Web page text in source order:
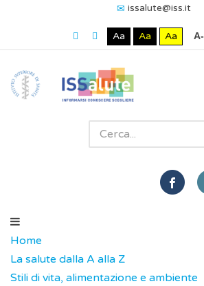
issalute@iss.it
Aa Aa Aa A-
Home
La salute dalla A alla Z
Stili di vita, alimentazione e ambiente